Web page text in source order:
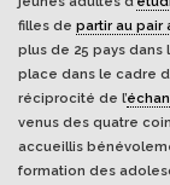
filles de partir au pair
plus de 25 pays
place dans le cadre
réciprocité de l’
venus des quatre
accueillis
formation des